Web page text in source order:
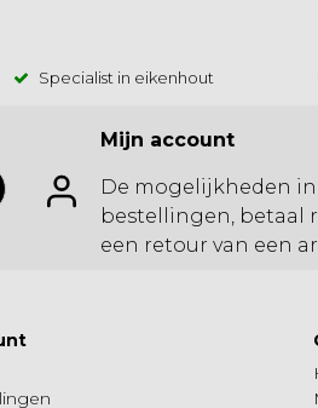
Specialist in eikenhout
Mijn account
De mogelijkheden
bestellingen, betaal
een retour van een